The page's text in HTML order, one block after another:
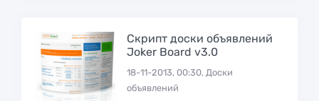
Скрипт доски объявлений
Joker Board v3.0
18-11-2013, 00:30, Доски
объявлений